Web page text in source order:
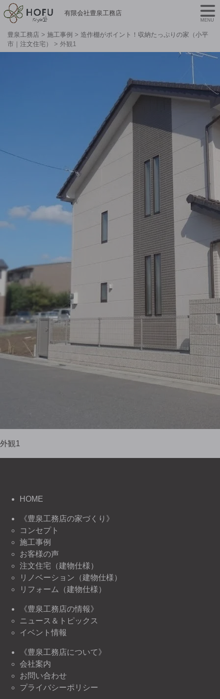
有限会社豊泉工務店
豊泉工務店 > 施工事例 > 造作棚がポイント！収納たっぷりの家（小平
市｜注文住宅）
> 外観1
外観1
MENU
HOME
《豊泉工務店の家づくり》
コンセプト
施工事例
お客様の声
注文住宅（建物仕様）
リノベーション（建物仕様）
リフォーム（建物仕様）
《豊泉工務店の情報》
ニュース＆トピックス
イベント情報
《豊泉工務店について》
会社案内
お問い合わせ
プライバシーポリシー